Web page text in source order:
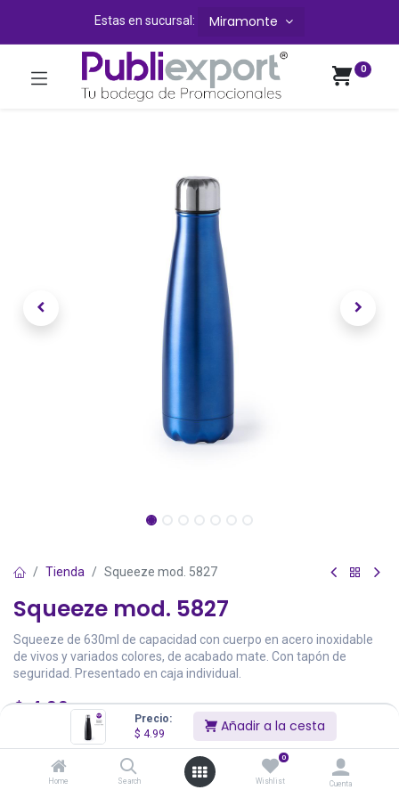
Precio:
$ 4.99 Añadir a la cesta
Home Search
0
Wishlist Cuenta
Estas en sucursal: Miramonte
0
Tienda Squeeze mod. 5827
Squeeze mod. 5827
Squeeze de 630ml de capacidad con cuerpo en acero inoxidable
de vivos y variados colores, de acabado mate. Con tapón de
seguridad. Presentado en caja individual.
$4.99
Precios incluyen IVA
Existencias Totales:1,998
Cantidad